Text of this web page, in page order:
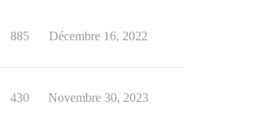
885 Décembre 16, 2022
430 Novembre 30, 2023